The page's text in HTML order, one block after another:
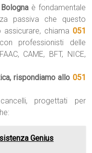
è fondamentale
passiva che questo
chiama 051
professionisti delle
CAME, BFT, NICE,
rispondiamo allo 051
progettati per
Genius